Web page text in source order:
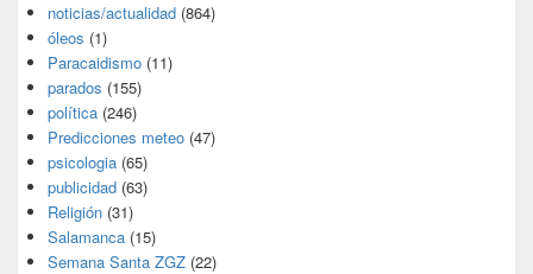
noticias/actualidad (864)
óleos (1)
Paracaidismo (11)
parados (155)
política (246)
Predicciones meteo (47)
psicologia (65)
publicidad (63)
Religión (31)
Salamanca (15)
Semana Santa ZGZ (22)